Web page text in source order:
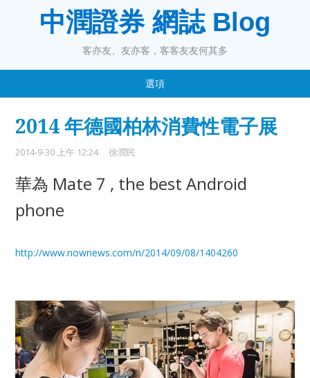
中潤證券 網誌 Blog
客亦友、友亦客，客客友友何其多
選項
2014 年德國柏林消費性電子展
2014-9-30 上午 12:24 徐潤民
華為 Mate 7 , the best Android
phone
http://www.nownews.com/n/2014/09/08/1404260